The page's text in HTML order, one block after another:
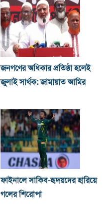
জনগণের অধিকার প্রতিষ্ঠা হলেই
জুলাই সার্থক: জামায়াত আমির
ফাইনালে সাকিব-হৃদয়দের হারিয়ে
গলের শিরোপা